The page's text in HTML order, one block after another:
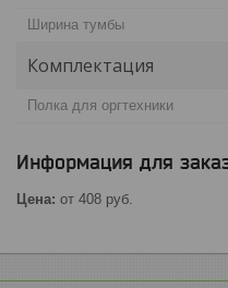
Ширина тумбы
Комплектация
Полка для оргтехники
Информация для
Цена: от 408 руб.